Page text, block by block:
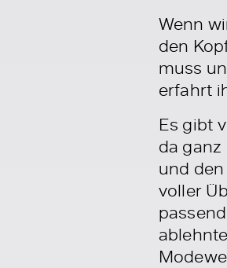
Wenn
den
muss
erfahrt
Es gibt
da
und
voller